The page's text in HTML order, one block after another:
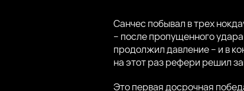
Санчес побывал в трех
– после пропущенного
продолжил давление – и в
на этот раз рефери решил
Это первая досрочная